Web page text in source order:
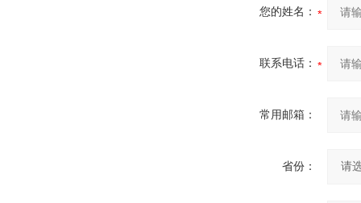
您的姓名：
联系电话：
常用邮箱：
省份：